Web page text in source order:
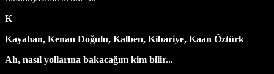
K
Kayahan, Kenan Doğulu, Kalben, Kibariye, Kaan Öztürk
Ah, nasıl yollarına bakacağım kim bilir...